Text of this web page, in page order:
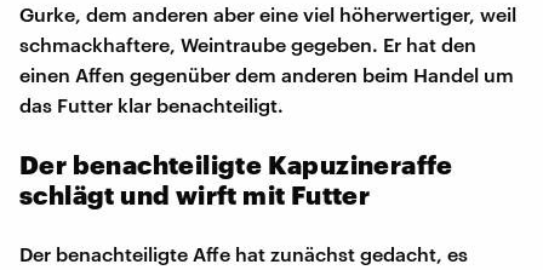
Gurke, dem anderen aber eine viel höherwertiger, weil
schmackhaftere, Weintraube gegeben. Er hat den
einen Affen gegenüber dem anderen beim Handel um
das Futter klar benachteiligt.
Der benachteiligte Kapuzineraffe
schlägt und wirft mit Futter
Der benachteiligte Affe hat zunächst gedacht, es